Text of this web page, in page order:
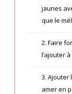
jaunes
que le
2. Faire
l’ajouter
3. Ajouter
amer en